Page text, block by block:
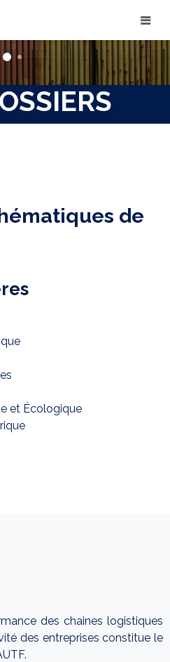
de
et Écologique
des chaines logistiques
des entreprises constitue le